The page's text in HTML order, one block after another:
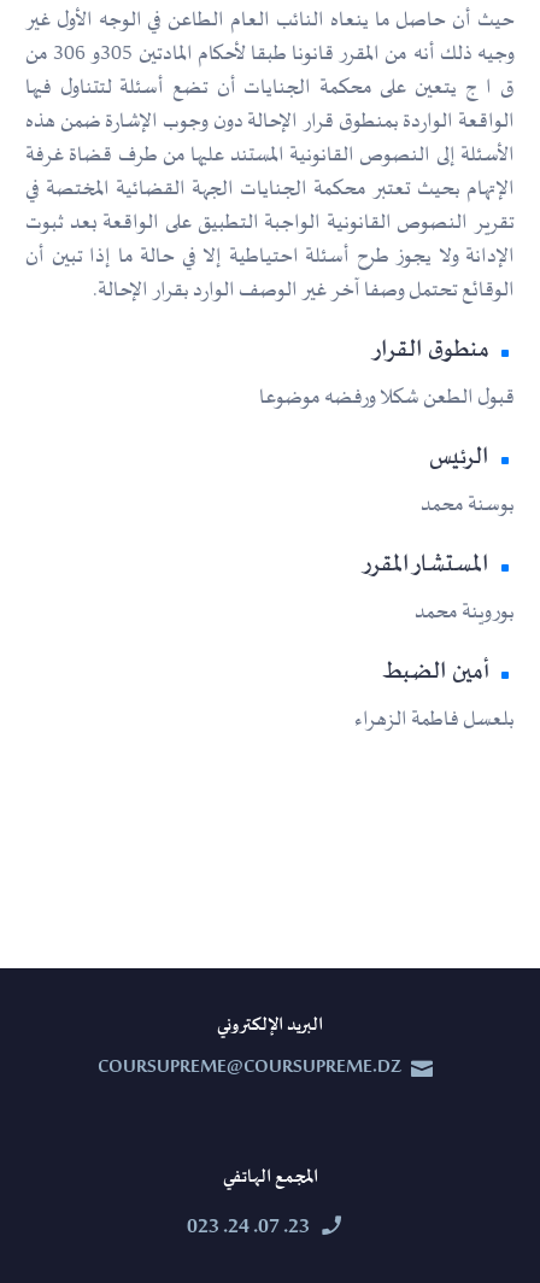
حيث أن حاصل ما ينعاه النائب العام الطاعن في الوجه الأول غير
وجيه ذلك أنه من المقرر قانونا طبقا لأحكام المادتين 305و 306 من
ق ا ج يتعين على محكمة الجنايات أن تضع أسئلة لتتناول فيها
الواقعة الواردة بمنطوق قرار الإحالة دون وجوب الإشارة ضمن هذه
الأسئلة إلى النصوص القانونية المستند عليها من طرف قضاة غرفة
الإتهام بحيث تعتبر محكمة الجنايات الجهة القضائية المختصة في
تقرير النصوص القانونية الواجبة التطبيق على الواقعة بعد ثبوت
الإدانة ولا يجوز طرح أسئلة احتياطية إلا في حالة ما إذا تبين أن
الوقائع تحتمل وصفا آخر غير الوصف الوارد بقرار الإحالة.
منطوق القرار
قبول الطعن شكلا ورفضه موضوعا
الرئيس
بوسنة محمد
المستشار المقرر
بوروينة محمد
أمين الضبط
بلعسل فاطمة الزهراء
البريد الإلكتروني


COURSUPREME@COURSUPREME.DZ
المجمع الهاتفي


23. 07. 24. 023